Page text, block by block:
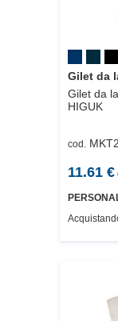
Gilet da
Gilet da
HIGUK
cod.
11.61 €